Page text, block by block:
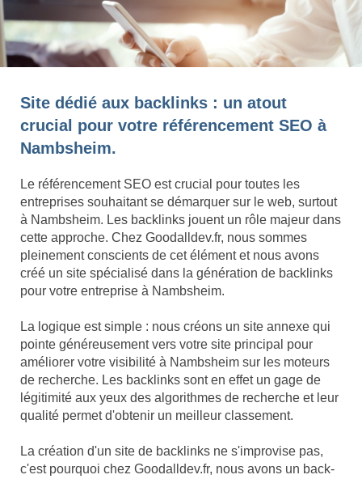
Site dédié aux backlinks : un atout
crucial pour votre référencement SEO à
Nambsheim.
Le référencement SEO est crucial pour toutes les
entreprises souhaitant se démarquer sur le web, surtout
à Nambsheim. Les backlinks jouent un rôle majeur dans
cette approche. Chez Goodalldev.fr, nous sommes
pleinement conscients de cet élément et nous avons
créé un site spécialisé dans la génération de backlinks
pour votre entreprise à Nambsheim.
La logique est simple : nous créons un site annexe qui
pointe généreusement vers votre site principal pour
améliorer votre visibilité à Nambsheim sur les moteurs
de recherche. Les backlinks sont en effet un gage de
légitimité aux yeux des algorithmes de recherche et leur
qualité permet d'obtenir un meilleur classement.
La création d'un site de backlinks ne s'improvise pas,
c'est pourquoi chez Goodalldev.fr, nous avons un back-